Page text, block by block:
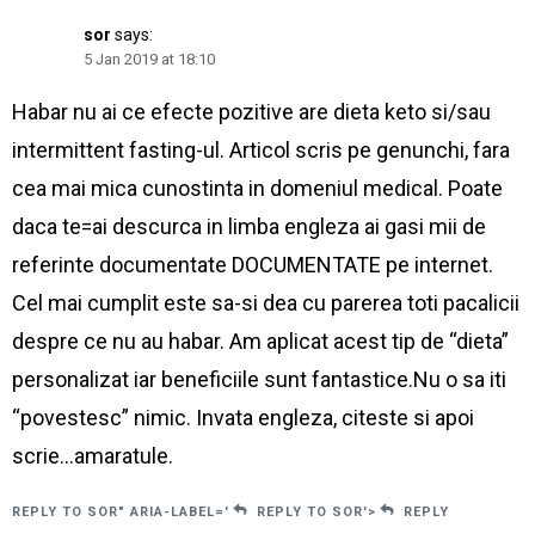
sor says:
5 Jan 2019 at 18:10
Habar nu ai ce efecte pozitive are dieta keto si/sau
intermittent fasting-ul. Articol scris pe genunchi, fara
cea mai mica cunostinta in domeniul medical. Poate
daca te=ai descurca in limba engleza ai gasi mii de
referinte documentate DOCUMENTATE pe internet.
Cel mai cumplit este sa-si dea cu parerea toti pacalicii
despre ce nu au habar. Am aplicat acest tip de “dieta”
personalizat iar beneficiile sunt fantastice.Nu o sa iti
“povestesc” nimic. Invata engleza, citeste si apoi
scrie…amaratule.
REPLY TO SOR" ARIA-LABEL=' REPLY TO SOR'> REPLY